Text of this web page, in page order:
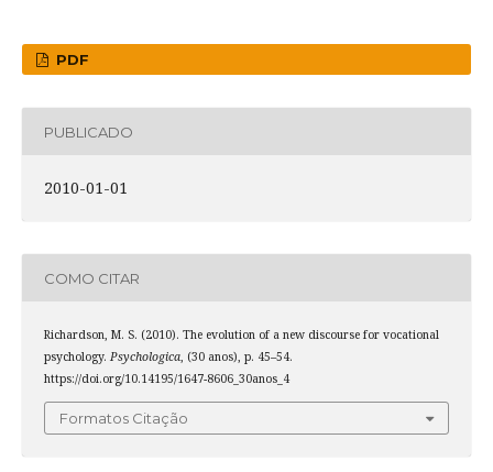
PDF
PUBLICADO
2010-01-01
COMO CITAR
Richardson, M. S. (2010). The evolution of a new discourse for vocational
psychology. Psychologica, (30 anos), p. 45–54.
https://doi.org/10.14195/1647-8606_30anos_4
Formatos Citação